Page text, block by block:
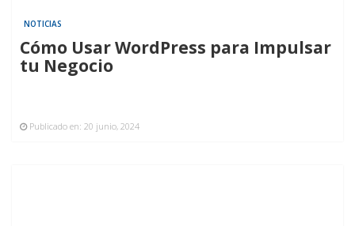
NOTICIAS
Cómo Usar WordPress para Impulsar
tu Negocio
Publicado en: 20 junio, 2024